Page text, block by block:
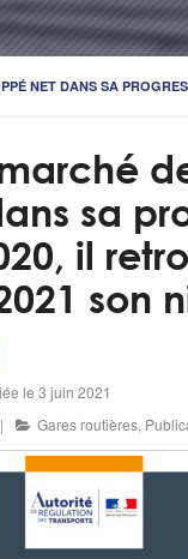
NET DANS SA
sa
il
son
le 3 juin 2021
Gares routières,